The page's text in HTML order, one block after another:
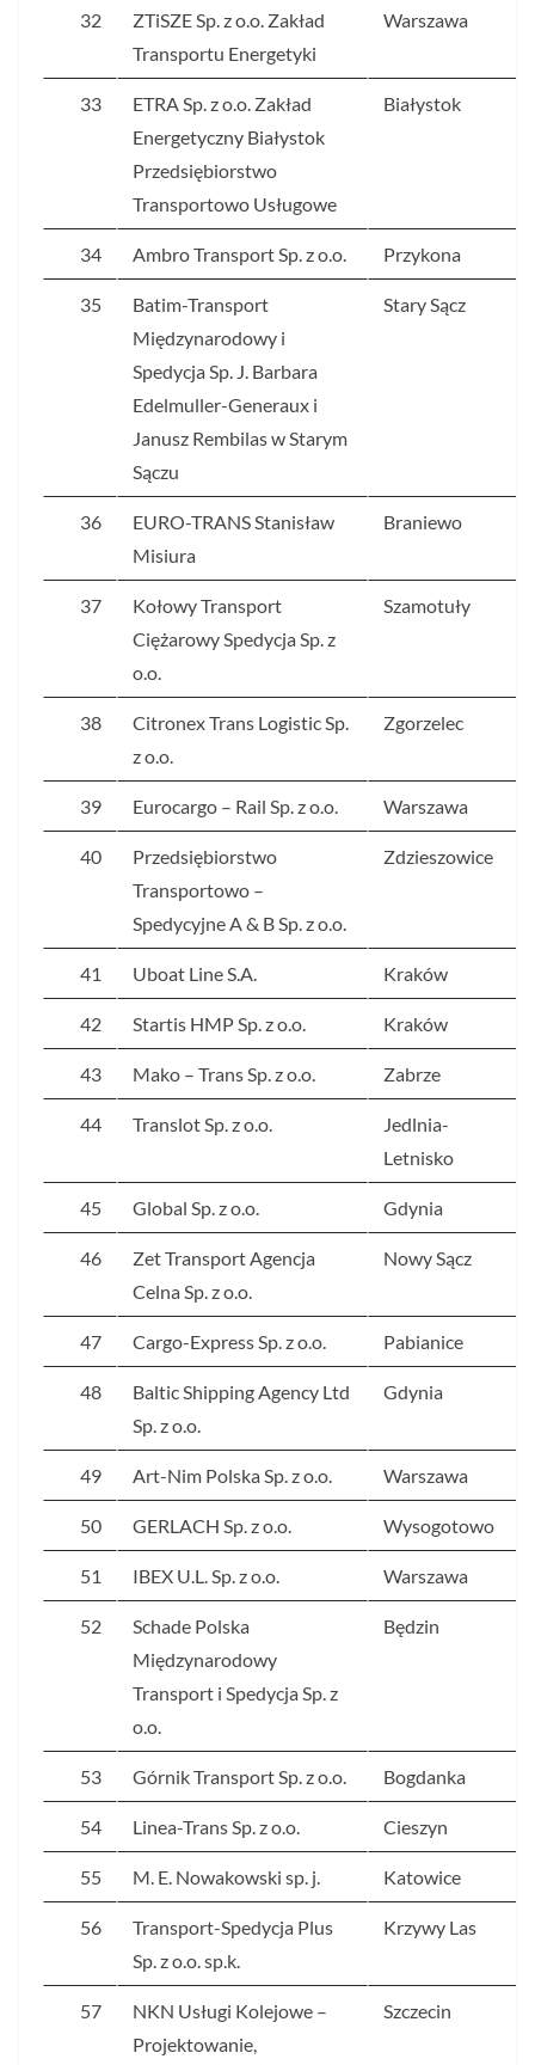
32
ZTiSZE Sp. z o.o. Zakład
Transportu Energetyki
Warszawa
33
ETRA Sp. z o.o. Zakład
Energetyczny Białystok
Przedsiębiorstwo
Transportowo Usługowe
Białystok
34 Ambro Transport Sp. z o.o. Przykona
35
Batim-Transport
Międzynarodowy i
Spedycja Sp. J. Barbara
Edelmuller-Generaux i
Janusz Rembilas w Starym
Sączu
Stary Sącz
36
EURO-TRANS Stanisław
Misiura
Braniewo
37
Kołowy Transport
Ciężarowy Spedycja Sp. z
o.o.
Szamotuły
38
Citronex Trans Logistic Sp.
z o.o.
Zgorzelec
39 Eurocargo – Rail Sp. z o.o. Warszawa
40
Przedsiębiorstwo
Transportowo –
Spedycyjne A & B Sp. z o.o.
Zdzieszowice
41 Uboat Line S.A. Kraków
42 Startis HMP Sp. z o.o. Kraków
43 Mako – Trans Sp. z o.o. Zabrze
44 Translot Sp. z o.o.
Jedlnia-
Letnisko
45 Global Sp. z o.o. Gdynia
46
Zet Transport Agencja
Celna Sp. z o.o.
Nowy Sącz
47 Cargo-Express Sp. z o.o. Pabianice
48
Baltic Shipping Agency Ltd
Sp. z o.o.
Gdynia
49 Art-Nim Polska Sp. z o.o. Warszawa
50 GERLACH Sp. z o.o. Wysogotowo
51 IBEX U.L. Sp. z o.o. Warszawa
52
Schade Polska
Międzynarodowy
Transport i Spedycja Sp. z
o.o.
Będzin
53 Górnik Transport Sp. z o.o. Bogdanka
54 Linea-Trans Sp. z o.o. Cieszyn
55 M. E. Nowakowski sp. j. Katowice
56
Transport-Spedycja Plus
Sp. z o.o. sp.k.
Krzywy Las
57
NKN Usługi Kolejowe –
Projektowanie,
Szczecin